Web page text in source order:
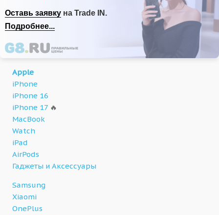
Оставь заявку на Trade IN.
Подробнее...
Apple
iPhone
iPhone 16
iPhone 17 🔥
MacBook
Watch
iPad
AirPods
Гаджеты и Аксессуары
Samsung
Xiaomi
OnePlus